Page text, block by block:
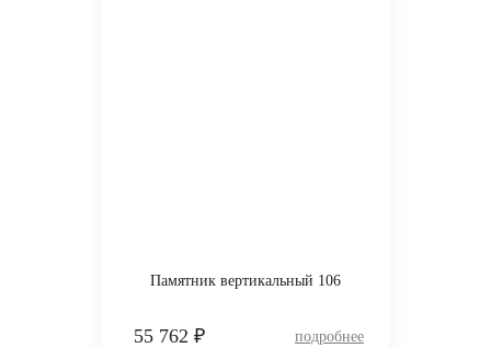
Памятник вертикальный 106
55 762 ₽